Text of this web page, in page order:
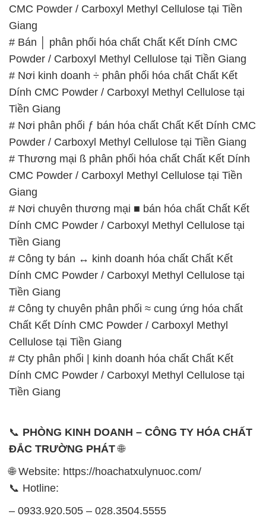
CMC Powder / Carboxyl Methyl Cellulose tại Tiền
Giang
# Bán │ phân phối hóa chất Chất Kết Dính CMC
Powder / Carboxyl Methyl Cellulose tại Tiền Giang
# Nơi kinh doanh ÷ phân phối hóa chất Chất Kết
Dính CMC Powder / Carboxyl Methyl Cellulose tại
Tiền Giang
# Nơi phân phối ƒ bán hóa chất Chất Kết Dính CMC
Powder / Carboxyl Methyl Cellulose tại Tiền Giang
# Thương mại ß phân phối hóa chất Chất Kết Dính
CMC Powder / Carboxyl Methyl Cellulose tại Tiền
Giang
# Nơi chuyên thương mại ■ bán hóa chất Chất Kết
Dính CMC Powder / Carboxyl Methyl Cellulose tại
Tiền Giang
# Công ty bán ↔ kinh doanh hóa chất Chất Kết
Dính CMC Powder / Carboxyl Methyl Cellulose tại
Tiền Giang
# Công ty chuyên phân phối ≈ cung ứng hóa chất
Chất Kết Dính CMC Powder / Carboxyl Methyl
Cellulose tại Tiền Giang
# Cty phân phối | kinh doanh hóa chất Chất Kết
Dính CMC Powder / Carboxyl Methyl Cellulose tại
Tiền Giang
📞 PHÒNG KINH DOANH – CÔNG TY HÓA CHẤT
ĐẮC TRƯỜNG PHÁT🌐
🌐 Website: https://hoachatxulynuoc.com/
📞 Hotline:
– 0933.920.505 – 028.3504.5555